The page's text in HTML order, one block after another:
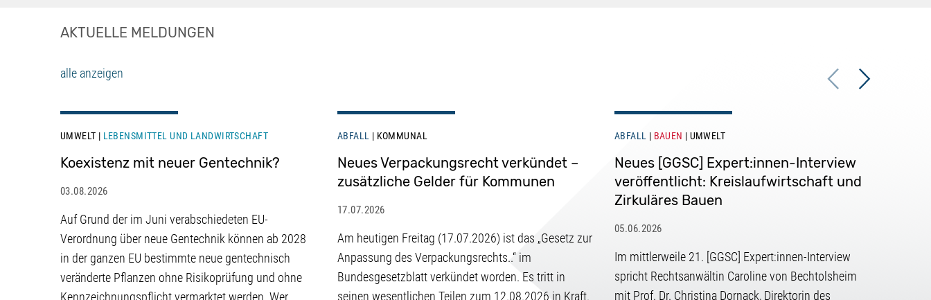
AKTUELLE MELDUNGEN
alle anzeigen Previous
UMWELT LEBENSMITTEL UND LANDWIRTSCHAFT
Koexistenz mit neuer Gentechnik?
03.08.2026
Auf Grund der im Juni verabschiedeten EU-
Verordnung über neue Gentechnik können ab 2028
in der ganzen EU bestimmte neue gentechnisch
veränderte Pflanzen ohne Risikoprüfung und ohne
Kennzeichnungspflicht vermarktet werden. Wer
ABFALL KOMMUNAL
Neues Verpackungsrecht verkündet –
zusätzliche Gelder für Kommunen
17.07.2026
Am heutigen Freitag (17.07.2026) ist das „Gesetz zur
Anpassung des Verpackungsrechts..“ im
Bundesgesetzblatt verkündet worden. Es tritt in
seinen wesentlichen Teilen zum 12.08.2026 in Kraft.
ABFALL BAUEN UMWELT
Neues [GGSC] Expert:innen-Interview
veröffentlicht: Kreislaufwirtschaft und
Zirkuläres Bauen
05.06.2026
Im mittlerweile 21. [GGSC] Expert:innen-Interview
spricht Rechtsanwältin Caroline von Bechtolsheim
mit Prof. Dr. Christina Dornack, Direktorin des
Next